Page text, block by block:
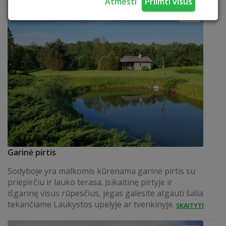
Garinė pirtis
Sodyboje yra malkomis kūrenama garinė pirtis su
priepirčiu ir lauko terasa. Įsikaitinę pirtyje ir
išgarinę visus rūpesčius, jėgas galėsite atgauti šalia
tekančiame Laukystos upelyje ar tvenkinyje. SKAITYTI